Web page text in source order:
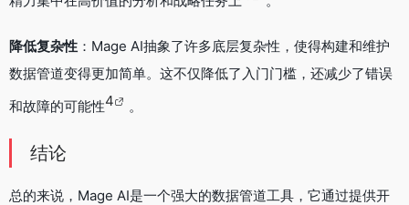
降低复杂性 ：Mage AI抽象了许多底层复杂性，使得构建和维护
数据管道变得更加简单。这不仅降低了入门门槛，还减少了错误
和故障的可能性4 。
结论
总的来说，Mage AI是一个强大的数据管道工具，它通过提供开